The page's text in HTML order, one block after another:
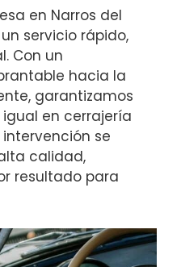
en Narros del
servicio rápido,
Con un
hacia la
garantizamos
en cerrajería
se
calidad,
resultado para